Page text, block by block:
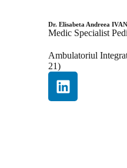
Dr. Elisabeta Andreea IVAN
Medic Specialist
Ambulatoriul
21)